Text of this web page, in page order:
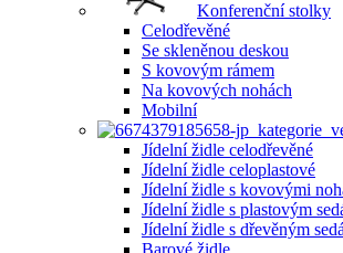
Konferenční stolky
Celodřevěné
Se skleněnou deskou
S kovovým rámem
Na kovových nohách
Mobilní
Jídelní židle celodřevěné
Jídelní židle celoplastové
Jídelní židle s kovovými
Jídelní židle s plastovým
Jídelní židle s dřevěným
Barové židle